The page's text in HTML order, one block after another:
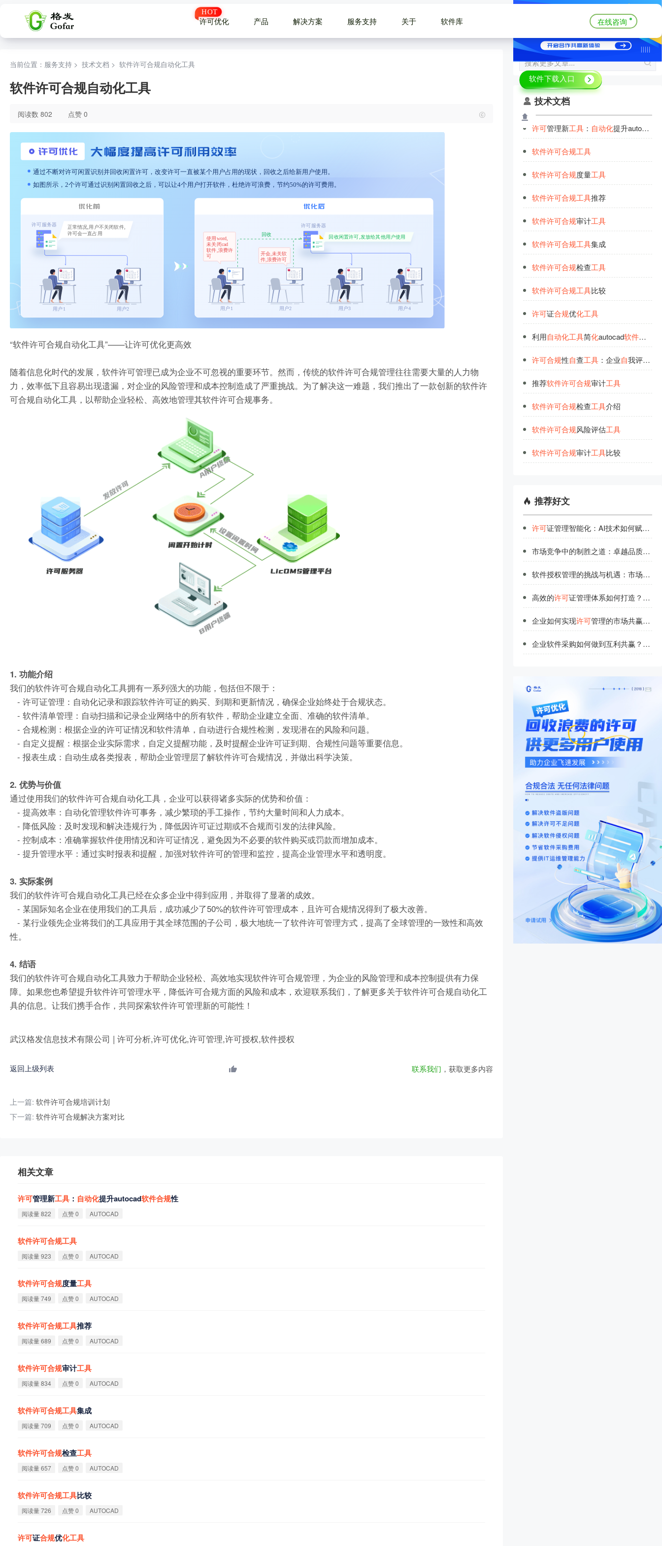
许可优化 产品 解决方案 服务支持 关于 软件库 在线咨询
当前位置：服务支持 > 技术文档 > 软件许可合规自动化工具
软件许可合规自动化工具
阅读数 802 点赞 0
“软件许可合规自动化工具”——让许可优化更高效
随着信息化时代的发展，软件许可管理已成为企业不可忽视的重要环节。然而，传统的软件许可合规管理往往需要大量的人力物
力，效率低下且容易出现遗漏，对企业的风险管理和成本控制造成了严重挑战。为了解决这一难题，我们推出了一款创新的软件许
可合规自动化工具，以帮助企业轻松、高效地管理其软件许可合规事务。
1. 功能介绍
我们的软件许可合规自动化工具拥有一系列强大的功能，包括但不限于：
- 许可证管理：自动化记录和跟踪软件许可证的购买、到期和更新情况，确保企业始终处于合规状态。
- 软件清单管理：自动扫描和记录企业网络中的所有软件，帮助企业建立全面、准确的软件清单。
- 合规检测：根据企业的许可证情况和软件清单，自动进行合规性检测，发现潜在的风险和问题。
- 自定义提醒：根据企业实际需求，自定义提醒功能，及时提醒企业许可证到期、合规性问题等重要信息。
- 报表生成：自动生成各类报表，帮助企业管理层了解软件许可合规情况，并做出科学决策。
2. 优势与价值
通过使用我们的软件许可合规自动化工具，企业可以获得诸多实际的优势和价值：
- 提高效率：自动化管理软件许可事务，减少繁琐的手工操作，节约大量时间和人力成本。
- 降低风险：及时发现和解决违规行为，降低因许可证过期或不合规而引发的法律风险。
- 控制成本：准确掌握软件使用情况和许可证情况，避免因为不必要的软件购买或罚款而增加成本。
- 提升管理水平：通过实时报表和提醒，加强对软件许可的管理和监控，提高企业管理水平和透明度。
3. 实际案例
我们的软件许可合规自动化工具已经在众多企业中得到应用，并取得了显著的成效。
- 某国际知名企业在使用我们的工具后，成功减少了50%的软件许可管理成本，且许可合规情况得到了极大改善。
- 某行业领先企业将我们的工具应用于其全球范围的子公司，极大地统一了软件许可管理方式，提高了全球管理的一致性和高效
性。
4. 结语
我们的软件许可合规自动化工具致力于帮助企业轻松、高效地实现软件许可合规管理，为企业的风险管理和成本控制提供有力保
障。如果您也希望提升软件许可管理水平，降低许可合规方面的风险和成本，欢迎联系我们，了解更多关于软件许可合规自动化工
具的信息。让我们携手合作，共同探索软件许可管理新的可能性！
武汉格发信息技术有限公司 | 许可分析,许可优化,许可管理,许可授权,软件授权
返回上级列表 联系我们 ，获取更多内容
上一篇: 软件许可合规培训计划
下一篇: 软件许可合规解决方案对比
相关文章
许可管理新工具 ： 自动化提升autocad软件合规性
阅读量 822 点赞 0 AUTOCAD
软件许可合规工具
阅读量 923 点赞 0 AUTOCAD
软件许可合规度量工具
阅读量 749 点赞 0 AUTOCAD
软件许可合规工具推荐
阅读量 689 点赞 0 AUTOCAD
软件许可合规审计工具
阅读量 834 点赞 0 AUTOCAD
软件许可合规工具集成
阅读量 709 点赞 0 AUTOCAD
软件许可合规检查工具
阅读量 657 点赞 0 AUTOCAD
软件许可合规工具比较
阅读量 726 点赞 0 AUTOCAD
许可证合规优化工具
技术文档
许可管理新工具： 自动化提升autocad
软件许可合规工具
软件许可合规度量工具
软件许可合规工具推荐
软件许可合规审计工具
软件许可合规工具集成
软件许可合规检查工具
软件许可合规工具比较
许可证合规优化工具
利用自动化工具简化autocad软件许
许可合规性自查工具：企业自我评估autocad
推荐软件许可合规审计工具
软件许可合规检查工具介绍
软件许可合规风险评估工具
软件许可合规审计工具比较
推荐好文
许可证管理智能化：AI技术如何赋能高效管理？
市场竞争中的制胜之道：卓越品质与优质服务并重
软件授权管理的挑战与机遇：市场竞争中的制胜法宝
高效的许可证管理体系如何打造？行业领先者经验分享
企业如何实现许可管理的市场共赢？生态合作新范式
企业软件采购如何做到互利共赢？供应商合作策略